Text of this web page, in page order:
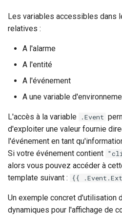
Les variables accessibles dans
relatives :
A l'alarme
A l'entité
A l'événement
A une variable
L'accès à la variable .Event
d'exploiter une valeur fournie
l'événement en tant
Si votre événement contient
alors vous pouvez accéder à
template suivant :
{{
Un exemple concret d'utilisation
dynamiques pour l'affichage de